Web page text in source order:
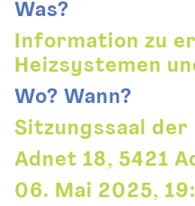
Was?
Information zu
Heizsystemen
Wo? Wann?
Sitzungssaal der
Adnet 18, 5421
06. Mai 2025,